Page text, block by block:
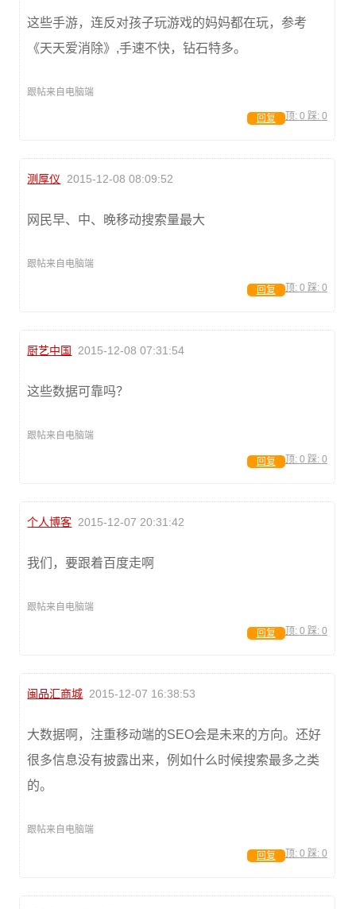
这些手游，连反对孩子玩游戏的妈妈都在玩，参考
《天天爱消除》,手速不快，钻石特多。
跟帖来自电脑端
顶: 0 踩: 0
回复
测厚仪 2015-12-08 08:09:52
网民早、中、晚移动搜索量最大
跟帖来自电脑端
顶: 0 踩: 0
回复
厨艺中国 2015-12-08 07:31:54
这些数据可靠吗？
跟帖来自电脑端
顶: 0 踩: 0
回复
个人博客 2015-12-07 20:31:42
我们，要跟着百度走啊
跟帖来自电脑端
顶: 0 踩: 0
回复
闽品汇商城 2015-12-07 16:38:53
大数据啊，注重移动端的SEO会是未来的方向。还好
很多信息没有披露出来，例如什么时候搜索最多之类
的。
跟帖来自电脑端
顶: 0 踩: 0
回复